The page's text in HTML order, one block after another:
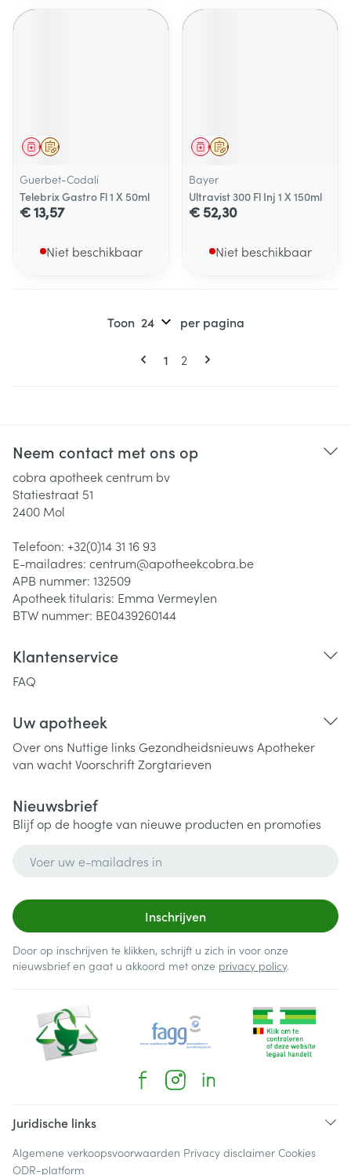
Op voorschrift
Geneesmiddel
Guerbet-Codali
Telebrix Gastro Fl 1 X 50ml
€ 13,57
Niet beschikbaar
Op voorschrift
Geneesmiddel
Bayer
Ultravist 300 Fl Inj 1 X 150ml
€ 52,30
Niet beschikbaar
Pagina's
U lees momenteel pagina
1 Pagina
2
Toon per pagina
Neem contact met ons op
cobra apotheek centrum bv
Statiestraat 51
2400 Mol
Telefoon: +32(0)14 31 16 93
E-mailadres: centrum@apotheekcobra.be
APB nummer: 132509
Apotheek titularis: Emma Vermeylen
BTW nummer: BE0439260144
Klantenservice
FAQ
Uw apotheek
Over ons Nuttige links Gezondheidsnieuws Apotheker
van wachtVoorschriftZorgtarieven
Nieuwsbrief
Blijf op de hoogte van nieuwe producten en promoties
Inschrijven
Door op inschrijven te klikken, schrijft u zich in voor onze
nieuwsbrief en gaat u akkoord met onze privacy policy.
Juridische links
Algemene verkoopsvoorwaarden Privacy disclaimer Cookies
ODR-platform